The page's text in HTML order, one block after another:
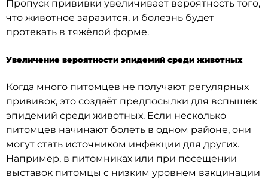
Пропуск прививки увеличивает вероятность того,
что животное заразится, и болезнь будет
протекать в тяжёлой форме.
Увеличение вероятности эпидемий среди животных
Когда много питомцев не получают регулярных
прививок, это создаёт предпосылки для вспышек
эпидемий среди животных. Если несколько
питомцев начинают болеть в одном районе, они
могут стать источником инфекции для других.
Например, в питомниках или при посещении
выставок питомцы с низким уровнем вакцинации